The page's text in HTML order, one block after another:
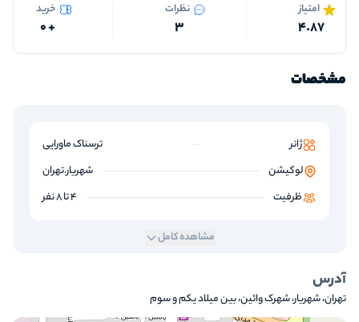
امتیاز
4.87
نظرات
3
خرید
+
0
مشخصات
ژانر
ترسناک ماورایی
لوکیشن
شهریار.تهران
ظرفیت
4 تا 8 نفر
مشاهده کامل
آدرس
تهران، شهریار، شهرک وائین، بین میلاد یکم و سوم